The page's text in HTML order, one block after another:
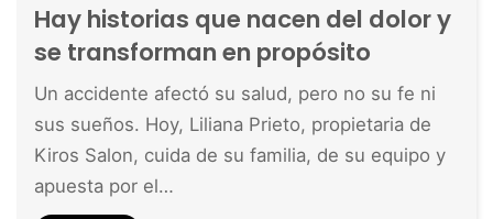
Hay historias que nacen del dolor y
se transforman en propósito
Un accidente afectó su salud, pero no su fe ni
sus sueños. Hoy, Liliana Prieto, propietaria de
Kiros Salon, cuida de su familia, de su equipo y
apuesta por el…